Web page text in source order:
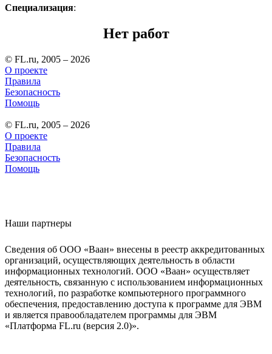
Специализация:
Нет работ
© FL.ru, 2005 – 2026
О проекте
Правила
Безопасность
Помощь
© FL.ru, 2005 – 2026
О проекте
Правила
Безопасность
Помощь
Наши партнеры
Сведения об ООО «Ваан» внесены в реестр аккредитованных
организаций, осуществляющих деятельность в области
информационных технологий. ООО «Ваан» осуществляет
деятельность, связанную с использованием информационных
технологий, по разработке компьютерного программного
обеспечения, предоставлению доступа к программе для ЭВМ
и является правообладателем программы для ЭВМ
«Платформа FL.ru (версия 2.0)».